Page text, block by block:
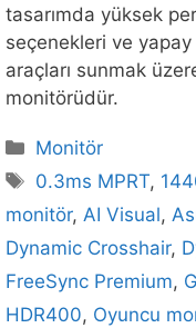
tasarımda yüksek
seçenekleri ve
araçları sunmak
monitörüdür.
Kategoriler
Monitör
Etiketler
0.3ms MPRT,
monitör, AI Visual,
Dynamic Crosshair,
FreeSync Premium,
HDR400, Oyuncu